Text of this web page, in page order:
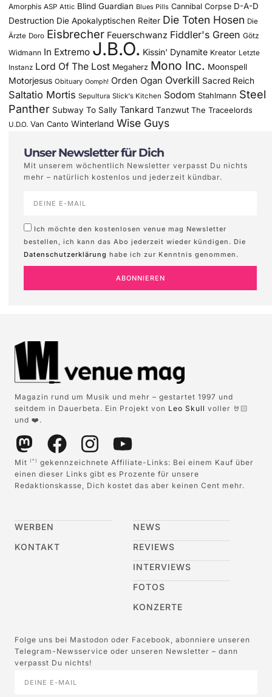
Amorphis ASP Attic Blind Guardian Blues Pills Cannibal Corpse D-A-D
Destruction Die Apokalyptischen Reiter Die Toten Hosen Die
Ärzte Doro Eisbrecher Feuerschwanz Fiddler's Green Götz
Widmann In Extremo J.B.O. Kissin' Dynamite Kreator Letzte
Instanz Lord Of The Lost Megaherz Mono Inc. Moonspell
Motorjesus Obituary Oomph! Orden Ogan Overkill Sacred Reich
Saltatio Mortis Sepultura Slick's Kitchen Sodom Stahlmann Steel
Panther Subway To Sally Tankard Tanzwut The Traceelords
U.D.O. Van Canto Winterland Wise Guys
Unser Newsletter für Dich
Mit unserem wöchentlich Newsletter verpasst Du nichts
mehr – natürlich kostenlos und jederzeit kündbar.
Ich möchte den kostenlosen venue mag Newsletter
bestellen, ich kann das Abo jederzeit wieder kündigen. Die
Datenschutzerklärung habe ich zur Kenntnis genommen.
ABONNIEREN
Magazin rund um Musik und mehr – gestartet 1997 und
seitdem in Dauerbeta. Ein Projekt von Leo Skull voller 🤘🏻
und ❤️.
Mit (*)
gekennzeichnete Affiliate-Links: Bei einem Kauf über
einen dieser Links gibt es Prozente für unsere
Redaktionskasse, Dich kostet das aber keinen Cent mehr.
WERBEN
KONTAKT
NEWS
REVIEWS
INTERVIEWS
FOTOS
KONZERTE
Folge uns bei Mastodon oder Facebook, abonniere unseren
Telegram-Newsservice oder unseren Newsletter – dann
verpasst Du nichts!